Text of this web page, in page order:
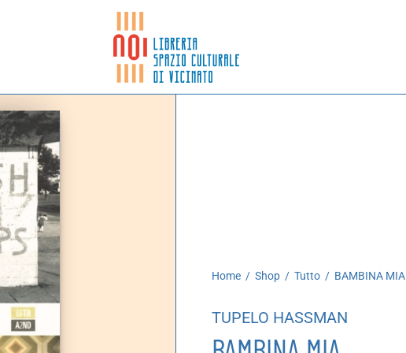
Home / Shop / Tutto / BAMBINA MIA
TUPELO HASSMAN